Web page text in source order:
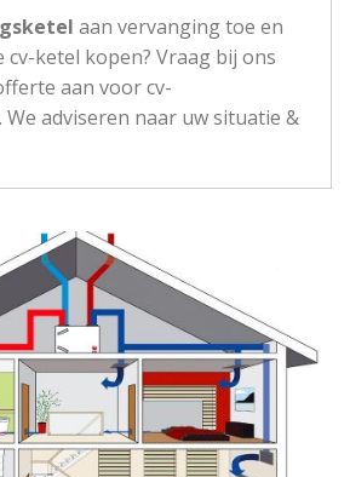
aan vervanging toe en
cv-ketel kopen? Vraag bij ons
aan voor cv-
adviseren naar uw situatie &